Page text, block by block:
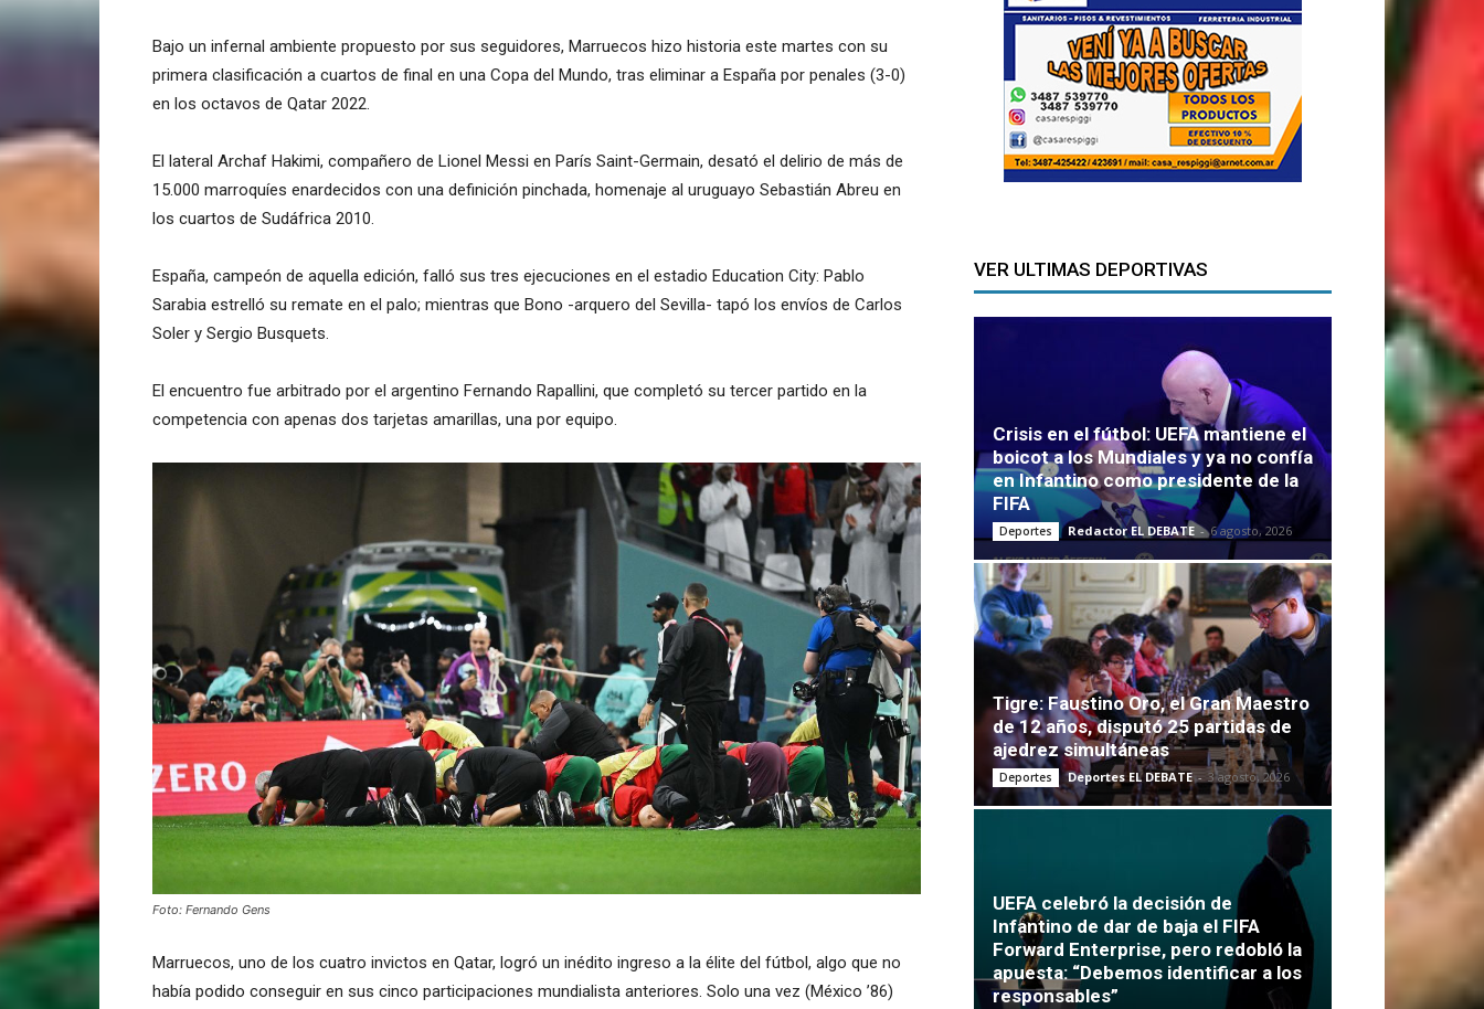
Bajo un infernal ambiente propuesto por sus seguidores, Marruecos hizo historia este martes con su
primera clasificación a cuartos de final en una Copa del Mundo, tras eliminar a España por penales (3-0)
en los octavos de Qatar 2022.
El lateral Archaf Hakimi, compañero de Lionel Messi en París Saint-Germain, desató el delirio de más de
15.000 marroquíes enardecidos con una definición pinchada, homenaje al uruguayo Sebastián Abreu en
los cuartos de Sudáfrica 2010.
España, campeón de aquella edición, falló sus tres ejecuciones en el estadio Education City: Pablo
Sarabia estrelló su remate en el palo; mientras que Bono -arquero del Sevilla- tapó los envíos de Carlos
Soler y Sergio Busquets.
El encuentro fue arbitrado por el argentino Fernando Rapallini, que completó su tercer partido en la
competencia con apenas dos tarjetas amarillas, una por equipo.
Foto: Fernando Gens
Marruecos, uno de los cuatro invictos en Qatar, logró un inédito ingreso a la élite del fútbol, algo que no
había podido conseguir en sus cinco participaciones mundialista anteriores. Solo una vez (México ’86)
VER ULTIMAS DEPORTIVAS
Crisis en el fútbol: UEFA mantiene el
boicot a los Mundiales y ya no confía
en Infantino como presidente de la
FIFA
Deportes Redactor EL DEBATE - 6 agosto, 2026
Tigre: Faustino Oro, el Gran Maestro
de 12 años, disputó 25 partidas de
ajedrez simultáneas
Deportes Deportes EL DEBATE - 3 agosto, 2026
UEFA celebró la decisión de
Infantino de dar de baja el FIFA
Forward Enterprise, pero redobló la
apuesta: “Debemos identificar a los
responsables”